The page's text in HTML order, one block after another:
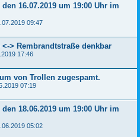
16.07.2019 um 19:00 Uhr im
09:47
> Rembrandtstraße denkbar
17:46
von Trollen zugespamt.
07:19
18.06.2019 um 19:00 Uhr im
05:02